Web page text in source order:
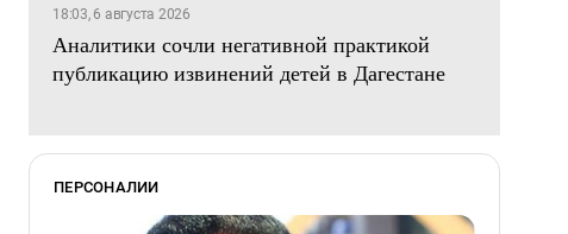
18:03, 6 августа 2026
Аналитики сочли негативной практикой
публикацию извинений детей в Дагестане
ПЕРСОНАЛИИ